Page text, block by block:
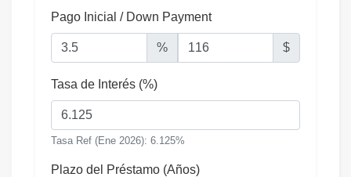
Pago Inicial / Down Payment
% $
Tasa de Interés (%)
Tasa Ref (Ene 2026): 6.125%
Plazo del Préstamo (Años)